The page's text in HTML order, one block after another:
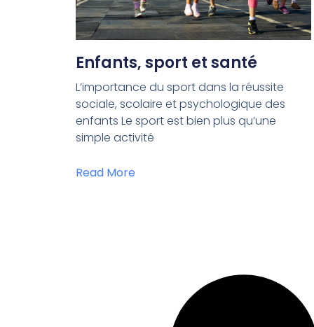
Enfants, sport et santé
L’importance du sport dans la réussite
sociale, scolaire et psychologique des
enfants Le sport est bien plus qu’une
simple activité
Read More